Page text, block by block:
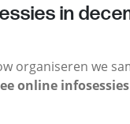
in
organiseren we
online infosessies